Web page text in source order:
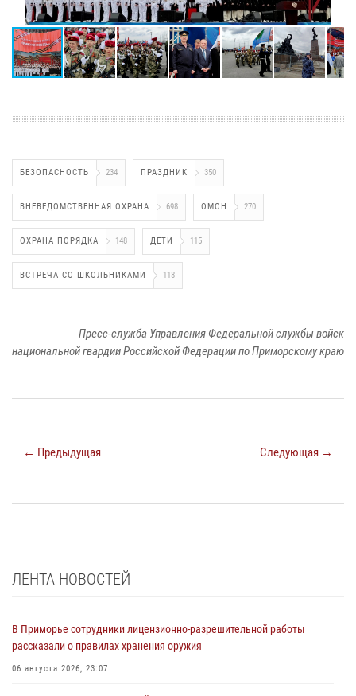
БЕЗОПАСНОСТЬ 234 ПРАЗДНИК 350
ВНЕВЕДОМСТВЕННАЯ ОХРАНА 698 ОМОН 270
ОХРАНА ПОРЯДКА 148 ДЕТИ 115
ВСТРЕЧА СО ШКОЛЬНИКАМИ 118
Пресс-служба Управления Федеральной службы войск
национальной гвардии Российской Федерации по Приморскому краю
← Предыдущая Следующая →
ЛЕНТА НОВОСТЕЙ
В Приморье сотрудники лицензионно-разрешительной работы
рассказали о правилах хранения оружия
06 августа 2026, 23:07